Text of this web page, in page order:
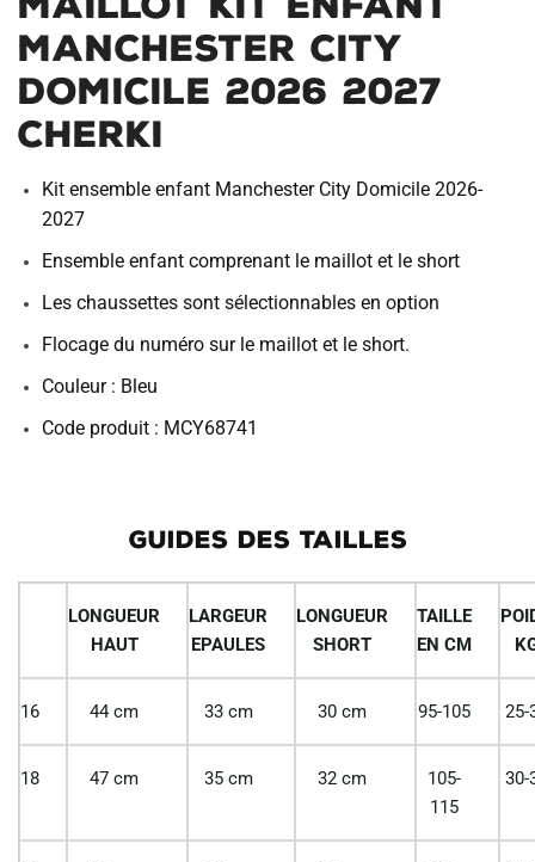
Manchester City
Domicile 2026 2027
Cherki
Kit ensemble enfant Manchester City Domicile 2026-
2027
Ensemble enfant comprenant le maillot et le short
Les chaussettes sont sélectionnables en option
Flocage du numéro sur le maillot et le short.
Couleur : Bleu
Code produit : MCY68741
GUIDES DES TAILLES
LONGUEUR
HAUT
LARGEUR
EPAULES
LONGUEUR
SHORT
TAILLE
EN CM
16 44 cm 33 cm 30 cm 95-105 25-
18 47 cm 35 cm 32 cm
105-
115
30-